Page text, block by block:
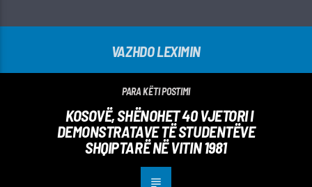
VAZHDO LEXIMIN
PARA KËTI POSTIMI
KOSOVË, SHËNOHET 40 VJETORI I
DEMONSTRATAVE TË STUDENTËVE
SHQIPTARË NË VITIN 1981